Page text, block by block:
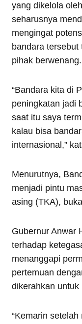
yang dikelola
seharusnya
mengingat
bandara
pihak berwenang.
“Bandara kita di
peningkatan jadi
saat itu saya
kalau bisa
internasional,”
Menurutnya,
menjadi pintu
asing (TKA),
Gubernur Anwar
terhadap
menanggapi
pertemuan
dikerahkan
“Kemarin